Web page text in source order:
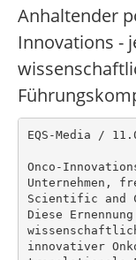
Anhaltender
Innovations -
EQS-Media / 11.07.2025 / 15:33 CET/CEST

Onco-Innovations Ltd. (ISIN: CA68237C1059 / WKN: A3EKSZ), Onco oder das
Unternehmen, freut sich, die Ernennung von Dr. Islam Mohamed zum Chair des
Scientific and Clinical Advisory Board des Unternehmens bekannt zu geben.
Diese Ernennung spiegelt das Engagement des Unternehmens für
wissenschaftliche Exzellenz und seine Mission wider, die Entwicklung
innovativer Onkologielösungen durch eine von Experten geleitete
translationale Forschung zu beschleunigen.

Onco-Innovations Ltd. hat sich auf die Krebsforschung und -behandlung mit
dem Schwerpunkt Onkologie spezialisiert: Das Unternehmen hat es sich zur
Aufgabe gemacht, die Prävention und die Behandlung von Krebs durch
zukunftsweisende Forschungsarbeit und innovative Lösungen zu verfolgen.
Onco-Innovations hat sich eine weltweite Exklusivlizenz für eine patentierte
Technologie gesichert, die gezielt auf solide Tumore wirkt. Mit der
Ernennung von Dr. Islam Mohamed, gewinnt das Unternehmen nun einen
erfahrenen Radioonkologen, klinischer Forscher und Biotechnologieberater,
der seit über zwei Jahrzehnten an der Schnittstelle von Onkologie und
Innovation tätig ist. Nach seinem BSc-Abschluss (Honours) in Genetik schlug
er eine Laufbahn in der Medizin ein und schloss im Jahr 2000 seine
Fachausbildung in Radioonkologie ab. Bei BC Cancer hat er eine
bemerkenswerte klinische Existenz mit Schwerpunkt auf Lungen-, Brust-,
Hautkrebs und Sarkomen aufgebaut und ist für sein Fachwissen im Bereich der
stereotaktischen Bestrahlung bekannt.

Dr. Mohamed hat zahlreiche klinische Prüfungen sowohl auf lokaler als auch
auf Provinzebene geleitet, die zu Fortschritten bei der Behandlung von
Brust-, Lungen- und oligometastasierten Krebserkrankungen beigetragen haben.
Darüber hinaus war er Mitglied in Ethikausschüssen für die Forschung und in
nationalen Ausschüssen für klinische Studien, wo er Behandlungsstandards und
Strategien für die klinische Forschung in Kanada mitgestaltet hat.

Neben seiner klinischen Expertise besitzt Dr. Mohamed auch ein umfassendes
Wissen über das Ökosystem der Gesundheitstechnologie. Er berät und
investiert in aufstrebende kanadische Biotech-Unternehmen, darunter Linax
Technologies, IllumiSonics und ASEP Medical, wobei sein Schwerpunkt auf
Unternehmen liegt, die transformative Diagnostik, Therapeutika und
Plattformtechnologien entwickeln.

Seine Erfahrung als Kliniker, Forscher und Unternehmer macht ihn zu einem
strategischen Experten hinsichtlich der Bewertung von Innovationen, der
Leitung von translationaler Forschung und der Förderung von Wertschöpfung.

Das Scientific and Clinical Advisory Board spielt eine entscheidende Rolle
bei der Unterstützung der Forschungs- und Entwicklungs-(F&E)-prioritäten von
Onco-Innovations. Seine Aufgabe wird darin bestehen, strategische Leitlinien
für F&E-Initiativen bereitzustellen, die klinische und wissenschaftliche
Zusammenarbeit zwischen Partnern zu erleichtern und die Mobilisierung von
Wissen und die Generierung unabhängiger wissenschaftlicher Erkenntnisse zu
unterstützen, um die Entscheidungsfindung zu erleichtern.

Thomas O'Shaughnessy, CEO von Onco-Innovations, kommentierte:

"Wir freuen uns, Dr. Mohamed als Chair unseres Scientific and Clinical
Advisory Board begrüßen zu dürfen. Sein umfassendes klinisches Wissen, seine
führende Stellung in der Forschung und sein strategisches Engagement in der
Biotechnologie werden entscheidend sein, wenn wir unsere Onkologie-Pipeline
und translationale Forschungsinitiativen vorantreiben".

Der globale Markt für onkologische Behandlungen birgt enormes Potenzial.

Prognosen zufolge soll der US-amerikanische Markt für onkologische Therapien
bis 2032 auf 479 Milliarden USD anwachsen, wobei allein der Bereich der